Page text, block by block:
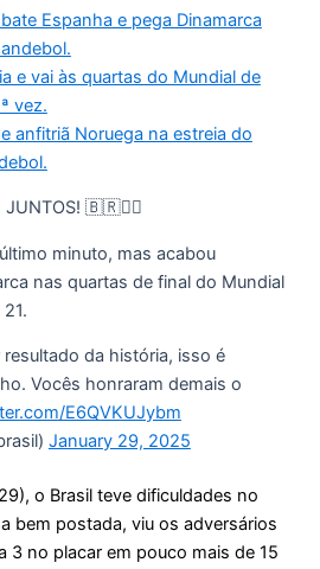
Espanha e pega Dinamarca
e vai às quartas do Mundial de
vez.
anfitriã Noruega na estreia do
JUNTOS! 🇧🇷🤾‍♂️
minuto, mas acabou
nas quartas de final do Mundial
da história, isso é
Vocês honraram demais o
E6QVKUJybm
January 29, 2025
o Brasil teve dificuldades no
bem postada, viu os adversários
3 no placar em pouco mais de 15